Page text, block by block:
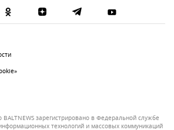
зарегистрировано в Федеральной службе
технологий и массовых коммуникаций